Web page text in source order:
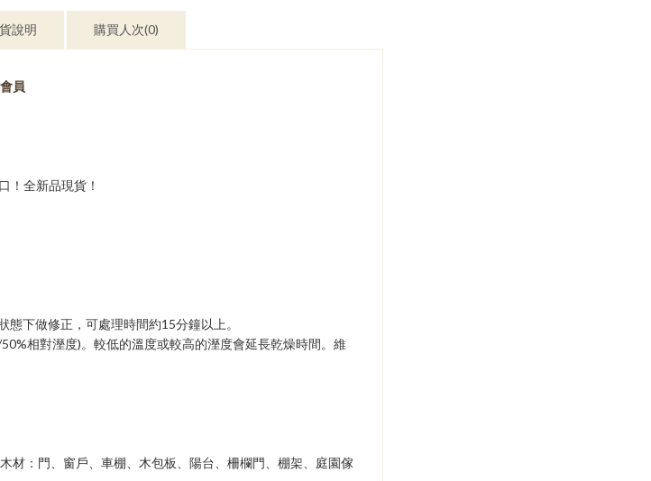
說明 購買人次(0)
員
！全新品現貨！
下做修正，可處理時間約15分鐘以上。
相對溼度)。較低的溫度或較高的溼度會延長乾燥時間。維
材：門、窗戶、車棚、木包板、陽台、柵欄門、棚架、庭園傢